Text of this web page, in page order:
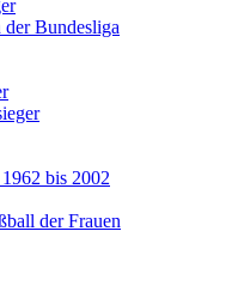
Bundesliga
bis 2002
der Frauen